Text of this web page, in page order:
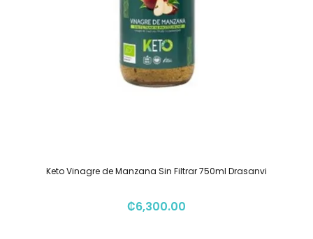
Keto Vinagre de Manzana Sin Filtrar 750ml Drasanvi
₡6,300.00